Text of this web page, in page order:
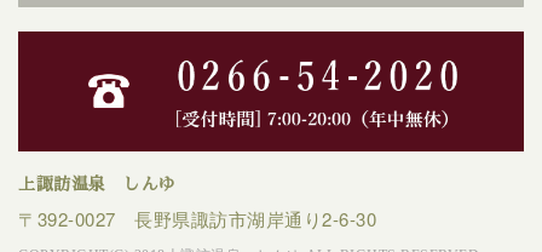
上諏訪温泉 しんゆ
〒392-0027 長野県諏訪市湖岸通り2-6-30